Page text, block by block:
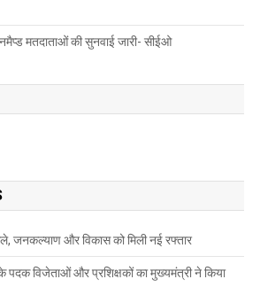
मतदाताओं की सुनवाई जारी- सीईओ
जनकल्याण और विकास को मिली नई रफ्तार
विजेताओं और प्रशिक्षकों का मुख्यमंत्री ने किया